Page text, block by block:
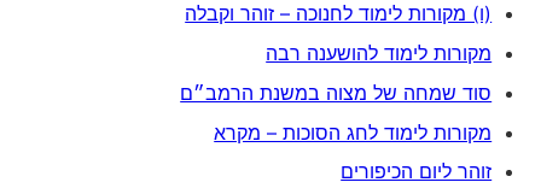
(ו) מקורות לימוד לחנוכה – זוהר וקבלה
מקורות לימוד להושענה רבה
סוד שמחה של מצוה במשנת הרמב״ם
מקורות לימוד לחג הסוכות – מקרא
זוהר ליום הכיפורים